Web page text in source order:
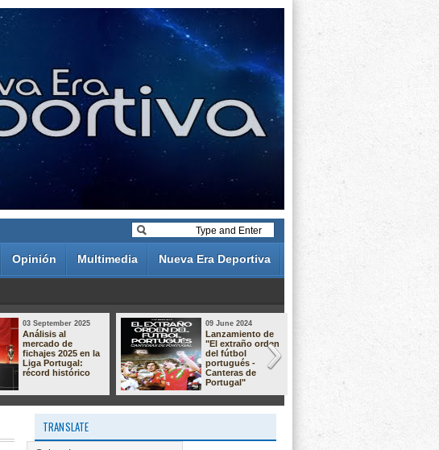
Opinión Multimedia Nueva Era Deportiva
03 September 2025
Análisis al
mercado de
fichajes 2025 en la
Liga Portugal:
récord histórico
09 June 2024
Lanzamiento de
"El extraño orden
del fútbol
portugués -
Canteras de
Portugal"
19 May 2024
Análisis de
Liga
23/24:
TRANSLATE